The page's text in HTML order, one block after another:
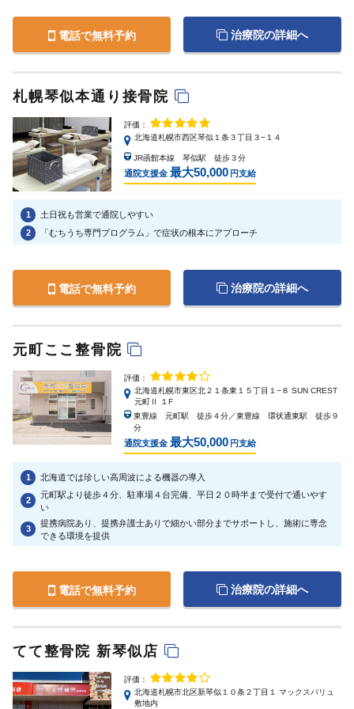
電話で無料予約 治療院の詳細へ
札幌琴似本通り接骨院
評価：
北海道札幌市西区琴似１条３丁目３−１４
JR函館本線 琴似駅 徒歩３分
通院支援金 最大50,000 円支給
1
土日祝も営業で通院しやすい
2
「むちうち専門プログラム」で症状の根本にアプローチ
電話で無料予約 治療院の詳細へ
元町ここ整骨院
評価：
北海道札幌市東区北２１条東１５丁目１−８ SUN CREST
元町Ⅱ １F
東豊線 元町駅 徒歩４分／東豊線 環状通東駅 徒歩９
分
通院支援金 最大50,000 円支給
1 北海道では珍しい高周波による機器の導入
2
元町駅より徒歩４分、駐車場４台完備、平日２０時半まで受付で通いやす
い
3
提携病院あり、提携弁護士ありで細かい部分までサポートし、施術に専念
できる環境を提供
電話で無料予約 治療院の詳細へ
てて整骨院 新琴似店
評価：
北海道札幌市北区新琴似１０条２丁目１ マックスバリュ
敷地内